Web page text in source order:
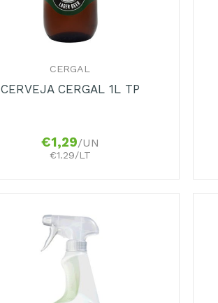
CERGAL
CERVEJA CERGAL 1L TP
€1,29/UN
€1.29/LT